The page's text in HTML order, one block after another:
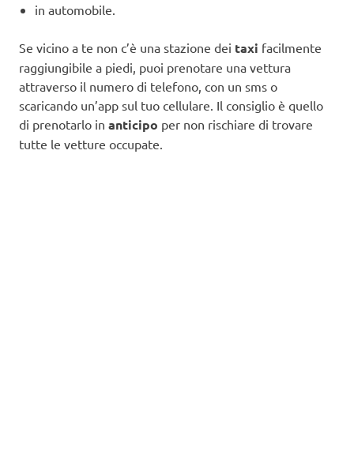
in automobile.
Se vicino a te non c’è una stazione dei taxi facilmente
raggiungibile a piedi, puoi prenotare una vettura
attraverso il numero di telefono, con un sms o
scaricando un’app sul tuo cellulare. Il consiglio è quello
di prenotarlo in anticipo per non rischiare di trovare
tutte le vetture occupate.